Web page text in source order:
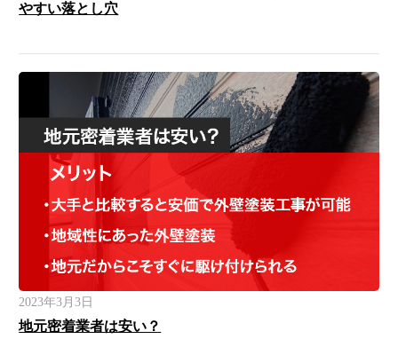
やすい落とし穴
2023年3月3日
地元密着業者は安い？